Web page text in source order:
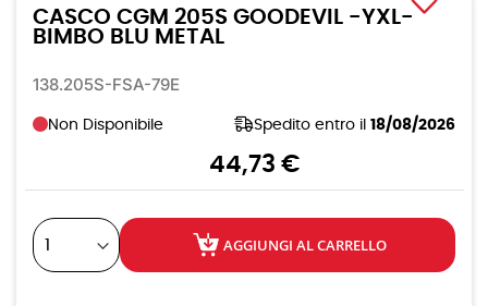
della
galleria
CASCO CGM 205S GOODEVIL -YXL-
BIMBO BLU METAL
138.205S-FSA-79E
Non Disponibile Spedito entro il 18/08/2026
44,73 €
AGGIUNGI AL CARRELLO